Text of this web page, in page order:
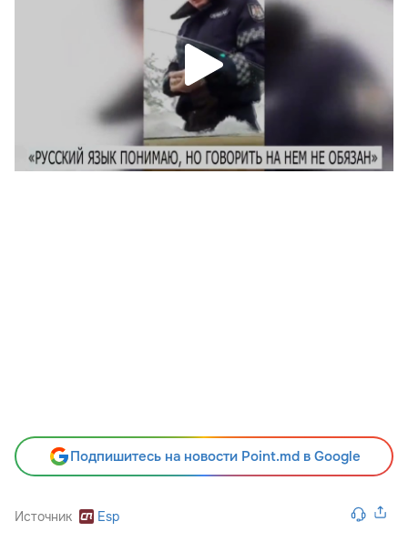
Подпишитесь на новости Point.md в Google
Источник Esp